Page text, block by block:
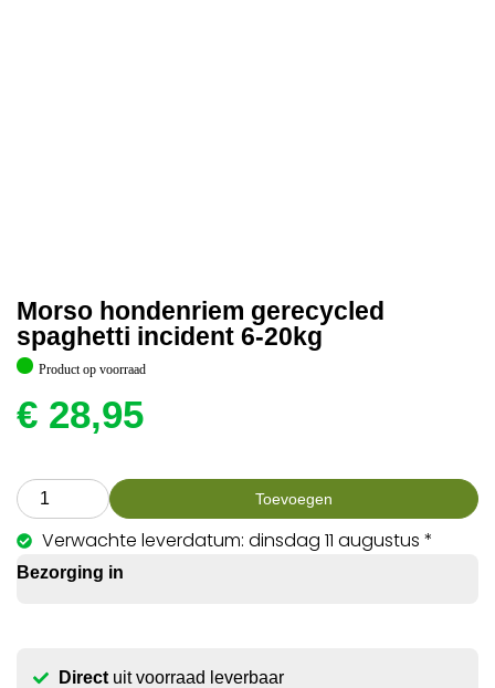
Morso hondenriem gerecycled
spaghetti incident 6-20kg
Product op voorraad
€ 28,95
Toevoegen
Verwachte leverdatum: dinsdag 11 augustus *
Bezorging in
Directuit voorraad leverbaar